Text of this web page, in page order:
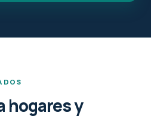
hogares y